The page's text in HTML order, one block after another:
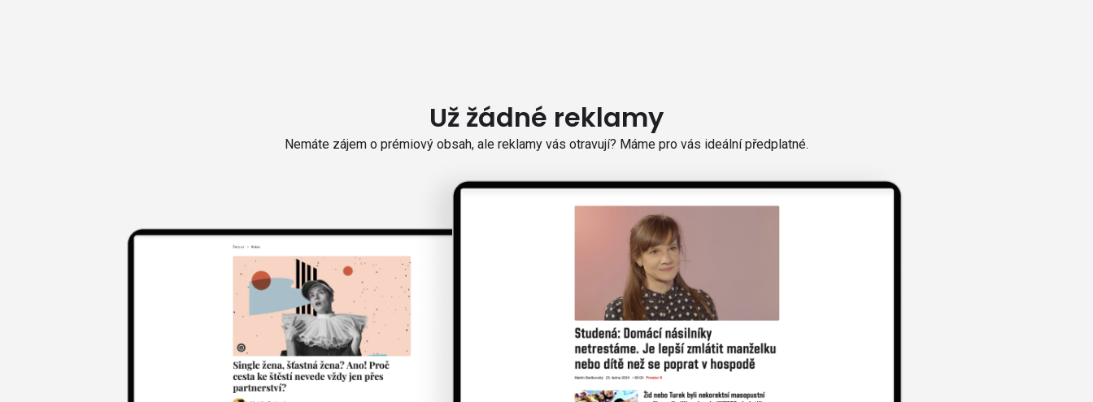
Už žádné reklamy
Nemáte zájem o prémiový obsah, ale reklamy vás otravují? Máme pro vás ideální předplatné.